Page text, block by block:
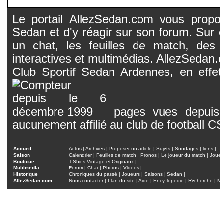
Le portail AllezSedan.com vous
Sedan et d'y réagir sur son forum.
un chat, les feuilles de match, des
interactives et multimédias.
Club Sportif Sedan Ardennes, en
pages vues
aucunement affilié au club de football
Accueil Actus | Archives | Proposer un article | Sujets | Sondages | liens |
Saison
Calendrier| Feuilles de match | Pronos | Le joueur du match |
Boutique
T-Shirts Vintage et Originaux |
Multimedia
Forum | Chat | Photos | Videos |
Historique
Chroniques du passé | Joueurs | Saisons | Sedan |
AllezSedan.com
Nous contacter| Plan du site | Aide | Encyclopedie | Recherche |